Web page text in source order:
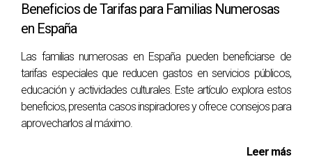
beneficiarte de estas tarifas y haz un paso hacia un hogar
más eficiente.
⚡ Hacer mi estudio energético gratuito ahora
Preguntas Frecuentes
¿Qué es una tarifa de discriminación horaria?
Beneficios de Tarifas para Familias Numerosas
en España
Las familias numerosas en España pueden beneficiarse de
tarifas especiales que reducen gastos en servicios públicos,
educación y actividades culturales. Este artículo explora estos
beneficios, presenta casos inspiradores y ofrece consejos para
aprovecharlos al máximo.
Leer más